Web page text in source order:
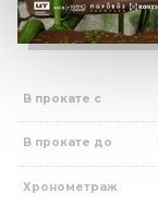
В прокате с
В прокате до
Хронометраж